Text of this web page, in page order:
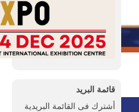
قائمة البريد
أشترك فى القائمة البريدية